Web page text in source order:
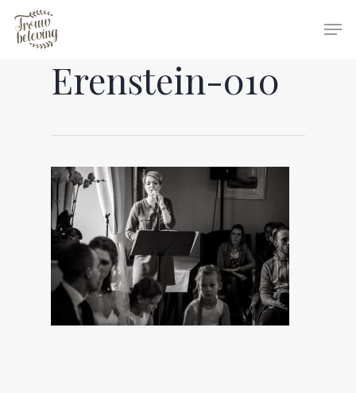
Hit enter to search or ESC to close
Erenstein-010